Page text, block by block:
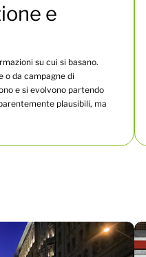
e
su cui si basano.
o da campagne di
e si evolvono partendo
plausibili, ma